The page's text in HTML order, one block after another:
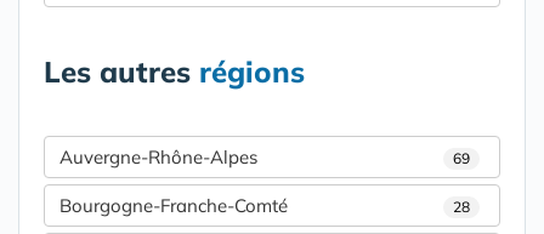
Les autres régions
Auvergne-Rhône-Alpes 69
Bourgogne-Franche-Comté 28